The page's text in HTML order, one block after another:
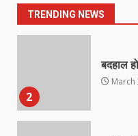
TRENDING NEWS
1
2
बदहाल
March